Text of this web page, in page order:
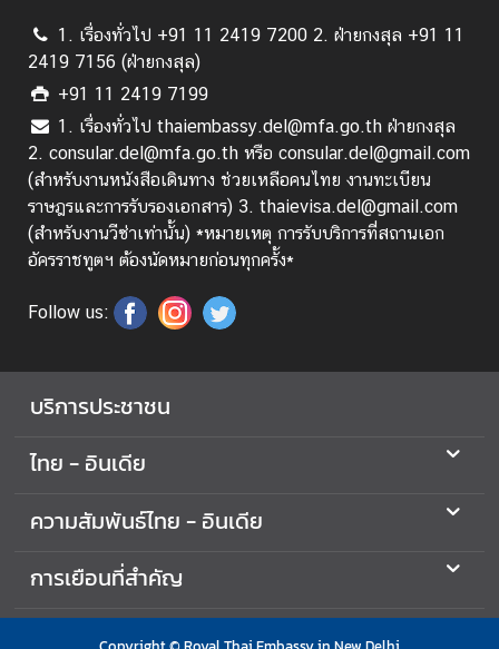
ท
ย
-
อิ
น
เ
ดี
ย
ท
ว
า
/
า
ร
ดี
1. เรื่องทั่วไป +91 11 2419 7200 2. ฝ่ายกงสุล +91 11
2419 7156 (ฝ่ายกงสุล)
+91 11 2419 7199
1. เรื่องทั่วไป thaiembassy.del@mfa.go.th ฝ่ายกงสุล
2. consular.del@mfa.go.th หรือ consular.del@gmail.com
(สำหรับงานหนังสือเดินทาง ช่วยเหลือคนไทย งานทะเบียน
ราษฎรและการรับรองเอกสาร) 3. thaievisa.del@gmail.com
(สำหรับงานวีซ่าเท่านั้น) *หมายเหตุ การรับบริการที่สถานเอก
อัครราชทูตฯ ต้องนัดหมายก่อนทุกครั้ง*
Follow us:
บริการประชาชน
ไทย - อินเดีย
ความสัมพันธ์ไทย - อินเดีย
การเยือนที่สำคัญ